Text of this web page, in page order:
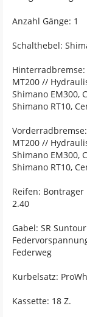
Anzahl Gänge: 1
Schalthebel:
MT200 //
Shimano EM300,
Shimano RT10,
MT200 //
Shimano EM300,
Shimano RT10,
Reifen: Bontrager
2.40
Gabel: SR
Federweg
Kurbelsatz:
Kassette: 18 Z.